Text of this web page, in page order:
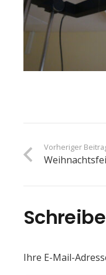
Vorheriger
Ihre E-Mail-